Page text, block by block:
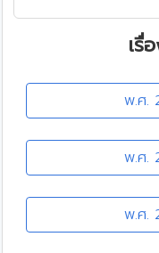
เรื่
พ.ศ.
พ.ศ.
พ.ศ.